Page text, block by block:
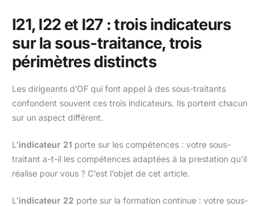
I21, I22 et I27 : trois indicateurs
sur la sous-traitance, trois
périmètres distincts
Les dirigeants d’OF qui font appel à des sous-traitants
confondent souvent ces trois indicateurs. Ils portent chacun
sur un aspect différent.
L’indicateur 21 porte sur les compétences : votre sous-
traitant a-t-il les compétences adaptées à la prestation qu’il
réalise pour vous ? C’est l’objet de cet article.
L’indicateur 22 porte sur la formation continue : votre sous-